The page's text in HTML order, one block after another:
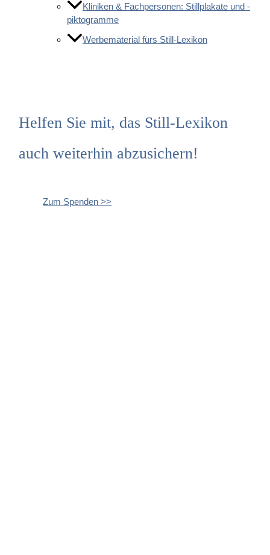
Kliniken & Fachpersonen: Stillplakate und -
piktogramme
Werbematerial fürs Still-Lexikon
Helfen Sie mit, das Still-Lexikon
auch weiterhin abzusichern!
Zum Spenden >>